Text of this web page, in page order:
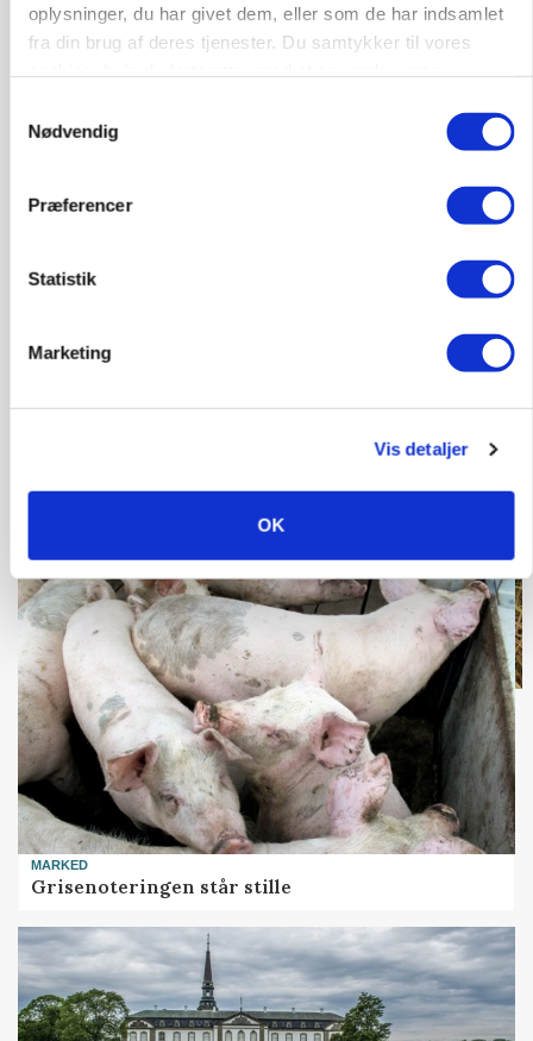
oplysninger, du har givet dem, eller som de har indsamlet
fra din brug af deres tjenester. Du samtykker til vores
Nødvendig
Præferencer
Statistik
Marketing
Vis detaljer
OK
Markvandring sætter fokus på elefantgræs
Loading...
MARKED
Grisenoteringen står stille